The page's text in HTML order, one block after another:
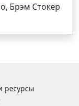
Брэм Стокер
ресурсы